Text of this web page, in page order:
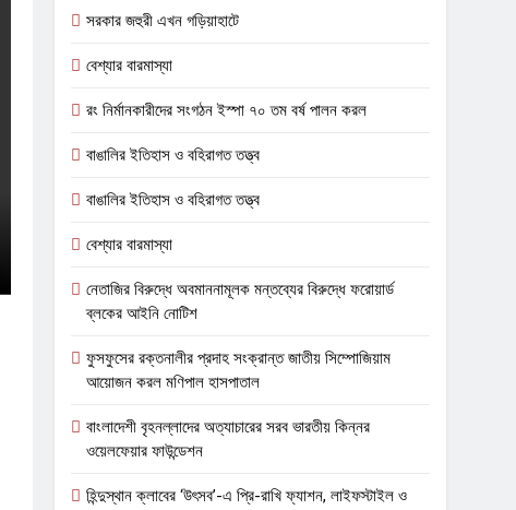
সরকার জহুরী এখন গড়িয়াহাটে
বেশ্যার বারমাস্যা
রং নির্মানকারীদের সংগঠন ইস্পা ৭০ তম বর্ষ পালন করল
বাঙালির ইতিহাস ও বহিরাগত তত্ত্ব
বাঙালির ইতিহাস ও বহিরাগত তত্ত্ব
বেশ্যার বারমাস্যা
নেতাজির বিরুদ্ধে অবমাননামূলক মন্তব্যের বিরুদ্ধে ফরোয়ার্ড
ব্লকের আইনি নোটিশ
ফুসফুসের রক্তনালীর প্রদাহ সংক্রান্ত জাতীয় সিম্পোজিয়াম
আয়োজন করল মণিপাল হাসপাতাল
বাংলাদেশী বৃহনল্লাদের অত্যাচারের সরব ভারতীয় কিন্নর
ওয়েলফেয়ার ফাউন্ডেশন
হিন্দুস্থান ক্লাবের ‘উৎসব’-এ প্রি-রাখি ফ্যাশন, লাইফস্টাইল ও